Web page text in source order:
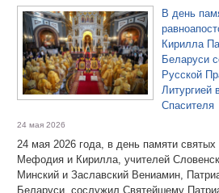
В день
Кирилла
Беларуси
Русской
Литургией
Спасителя
24 мая 2026
24 мая 2026 года, в день памяти святых
Мефодия и Кирилла, учителей
Минский и Заславский Вениамин,
Беларуси, сослужил Святейшему